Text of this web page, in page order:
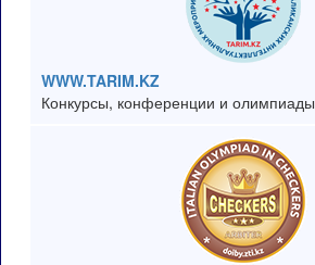
WWW.TARIM.KZ
Конкурсы, конференции и олимпиады